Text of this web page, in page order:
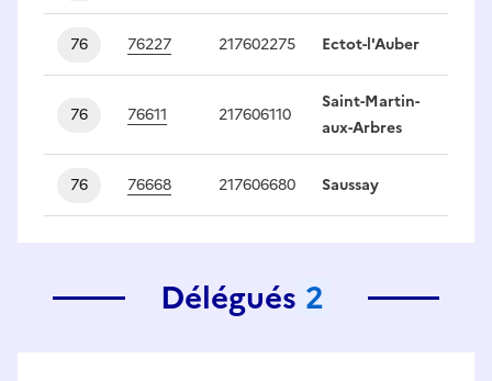
76 76227 217602275 Ectot-l'Auber
76 76611 217606110
Saint-Martin-
aux-Arbres
76 76668 217606680 Saussay
Délégués 2